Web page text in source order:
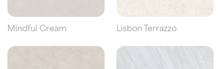
Lisbon Terrazzo